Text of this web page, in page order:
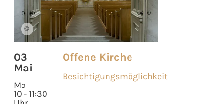
©
03
Mai
Mo
10 - 11:30
Offene Kirche
Besichtigungsmöglichkeit